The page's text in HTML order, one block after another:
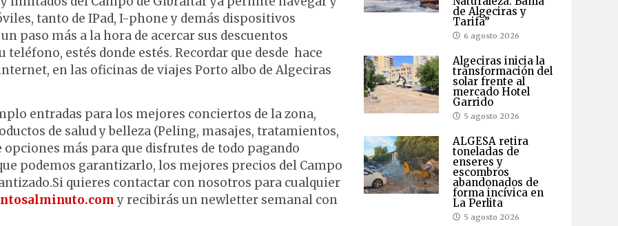
tanto de IPad, I-phone y demás dispositivos
paso más a la hora de acercar sus descuentos
estés donde estés. Recordar que desde hace
en las oficinas de viajes Porto albo de Algeciras
entradas para los mejores conciertos de la zona,
de salud y belleza (Peling, masajes, tratamientos,
opciones más para que disfrutes de todo pagando
podemos garantizarlo, los mejores precios del Campo
quieres contactar con nosotros para cualquier
y recibirás un newletter semanal con
de Algeciras y
Tarifa”
6 agosto 2026
Algeciras inicia la
transformación del
solar frente al
mercado Hotel
Garrido
5 agosto 2026
ALGESA retira
toneladas de
enseres y
escombros
abandonados de
forma incívica en
La Perlita
5 agosto 2026